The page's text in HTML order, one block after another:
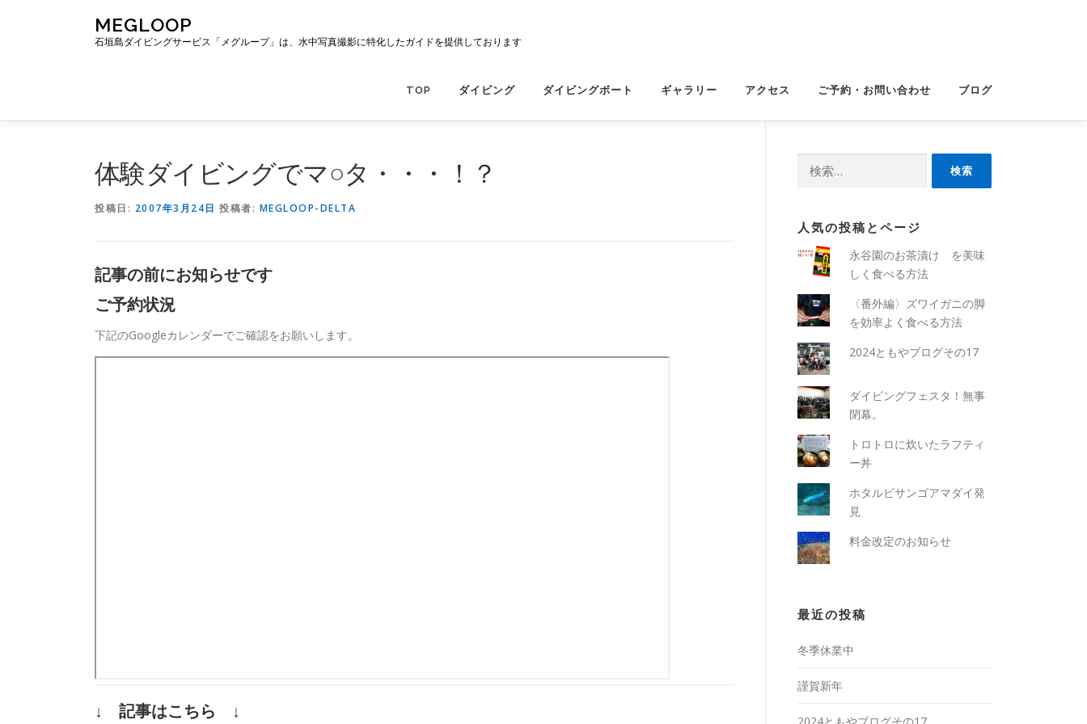
ス
MEGLOOP
石垣島ダイビングサービス「メグループ」は、水中写真撮影に特化したガイドを提供しております
TOP ダイビング ダイビングボート ギャラリー アクセス ご予約・お問い合わせ ブログ
体験ダイビングでマ○タ・・・！？
投稿日: 2007年3月24日 投稿者: MEGLOOP-DELTA
記事の前にお知らせです
ご予約状況
下記のGoogleカレンダーでご確認をお願いします。
↓ 記事はこちら ↓
人気の投稿とページ
永谷園のお茶漬け を美味
しく食べる方法
〈番外編〉ズワイガニの脚
を効率よく食べる方法
2024ともやブログその17
ダイビングフェスタ！無事
閉幕。
トロトロに炊いたラフティ
ー丼
ホタルビサンゴアマダイ発
見
料金改定のお知らせ
最近の投稿
冬季休業中
謹賀新年